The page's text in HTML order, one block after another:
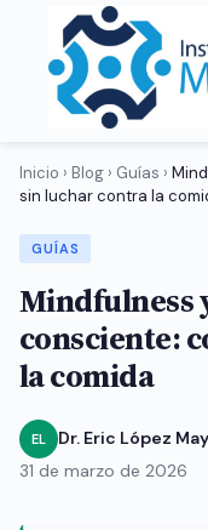
Inicio › Blog › Guías ›
sin luchar contra la
GUÍAS
Mindfulness
consciente:
la comida
EL Dr. Eric López
31 de marzo de 2026